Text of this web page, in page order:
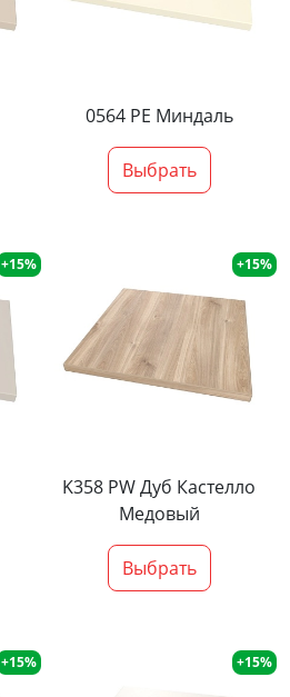
0564 PE Миндаль
Выбрать
+15% +15%
K358 PW Дуб Кастелло
Медовый
Выбрать
+15% +15%